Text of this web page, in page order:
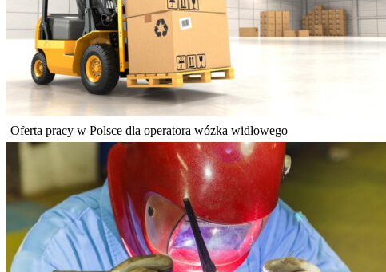
Oferta pracy w Polsce dla operatora wózka widłowego